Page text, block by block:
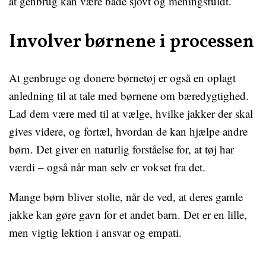
Involver børnene i processen
At genbruge og donere børnetøj er også en oplagt
anledning til at tale med børnene om bæredygtighed.
Lad dem være med til at vælge, hvilke jakker der skal
gives videre, og fortæl, hvordan de kan hjælpe andre
børn. Det giver en naturlig forståelse for, at tøj har
værdi – også når man selv er vokset fra det.
Mange børn bliver stolte, når de ved, at deres gamle
jakke kan gøre gavn for et andet barn. Det er en lille,
men vigtig lektion i ansvar og empati.